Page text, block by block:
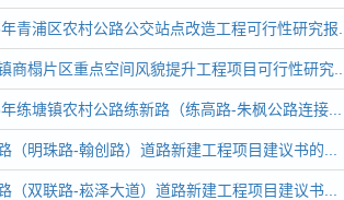
青浦区农村公路公交站点改造工程可行性研究报...
商榻片区重点空间风貌提升工程项目可行性研究...
练塘镇农村公路练新路（练高路-朱枫公路连接...
（明珠路-翰创路）道路新建工程项目建议书的...
（双联路-崧泽大道）道路新建工程项目建议书...